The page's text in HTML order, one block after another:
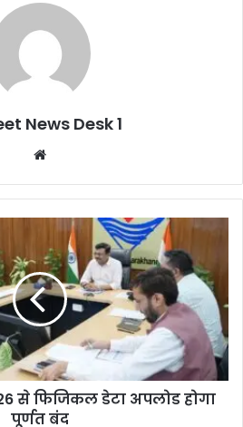
News Desk 1
te
से फिजिकल डेटा अपलोड होगा
पूर्णत बंद